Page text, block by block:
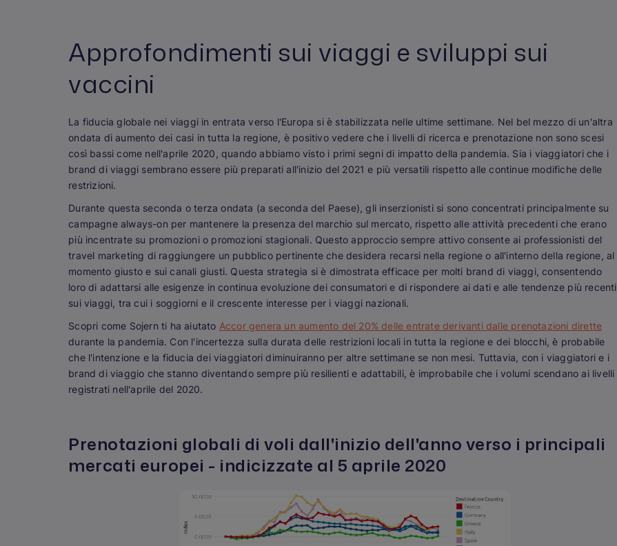
Approfondimenti sui viaggi e sviluppi sui
vaccini
La fiducia globale nei viaggi in entrata verso l'Europa si è stabilizzata nelle ultime settimane. Nel bel mezzo di un'altra
ondata di aumento dei casi in tutta la regione, è positivo vedere che i livelli di ricerca e prenotazione non sono scesi
così bassi come nell'aprile 2020, quando abbiamo visto i primi segni di impatto della pandemia. Sia i viaggiatori che i
brand di viaggi sembrano essere più preparati all'inizio del 2021 e più versatili rispetto alle continue modifiche delle
restrizioni.
Durante questa seconda o terza ondata (a seconda del Paese), gli inserzionisti si sono concentrati principalmente su
campagne always-on per mantenere la presenza del marchio sul mercato, rispetto alle attività precedenti che erano
più incentrate su promozioni o promozioni stagionali. Questo approccio sempre attivo consente ai professionisti del
travel marketing di raggiungere un pubblico pertinente che desidera recarsi nella regione o all'interno della regione, al
momento giusto e sui canali giusti. Questa strategia si è dimostrata efficace per molti brand di viaggi, consentendo
loro di adattarsi alle esigenze in continua evoluzione dei consumatori e di rispondere ai dati e alle tendenze più recenti
sui viaggi, tra cui i soggiorni e il crescente interesse per i viaggi nazionali.
Scopri come Sojern ti ha aiutato Accor genera un aumento del 20% delle entrate derivanti dalle prenotazioni dirette
durante la pandemia. Con l'incertezza sulla durata delle restrizioni locali in tutta la regione e dei blocchi, è probabile
che l'intenzione e la fiducia dei viaggiatori diminuiranno per altre settimane se non mesi. Tuttavia, con i viaggiatori e i
brand di viaggio che stanno diventando sempre più resilienti e adattabili, è improbabile che i volumi scendano ai livelli
registrati nell'aprile del 2020.
Prenotazioni globali di voli dall'inizio dell'anno verso i principali
mercati europei - indicizzate al 5 aprile 2020